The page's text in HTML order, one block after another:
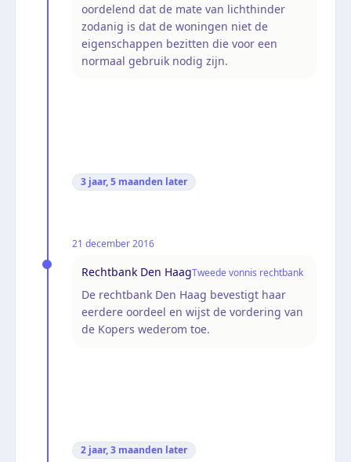
oordelend dat de mate van lichthinder
zodanig is dat de woningen niet de
eigenschappen bezitten die voor een
normaal gebruik nodig zijn.
3 jaar, 5 maanden later
21 december 2016
Rechtbank Den HaagTweede vonnis rechtbank
De rechtbank Den Haag bevestigt haar
eerdere oordeel en wijst de vordering van
de Kopers wederom toe.
2 jaar, 3 maanden later